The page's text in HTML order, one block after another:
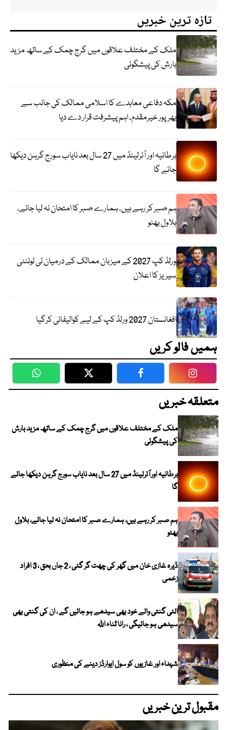
تازہ ترین خبریں
ملک کے مختلف علاقوں میں گرج چمک کے ساتھ مزید
بارش کی پیشگوئی
مکہ دفاعی معاہدے کا اسلامی ممالک کی جانب سے
بھرپور خیرمقدم، اہم پیشرفت قرار دے دیا
برطانیہ اور آئرلینڈ میں 27 سال بعد نایاب سورج گرہن دیکھا
جائے گا
ہم صبر کر رہے ہیں، ہمارے صبر کا امتحان نہ لیا جائے،
بلاول بھٹو
ورلڈ کپ 2027 کے میزبان ممالک کے درمیان ٹی ٹوئنٹی
سیریز کا اعلان
افغانستان 2027 ورلڈ کپ کے لیے کوالیفائی کرگیا
ہمیں فالو کریں
WhatsApp Twitter Facebook
متعلقہ خبریں
ملک کے مختلف علاقوں میں گرج چمک کے ساتھ مزید بارش
کی پیشگوئی
برطانیہ اور آئرلینڈ میں 27 سال بعد نایاب سورج گرہن دیکھا جائے
گا
ہم صبر کر رہے ہیں، ہمارے صبر کا امتحان نہ لیا جائے، بلاول
بھٹو
ڈیرہ غازی خان میں گھر کی چھت گر گئی ، 2 جاں بحق ، 3 افراد
زخمی
الٹی گنتی والے خود بھی سیدھے ہو جائیں گے ، ان کی گنتی بھی
سیدھی ہو جائیگی ، رانا ثناء اللہ
شہداء اور غازیوں کو سول ایوارڈز دینے کی منظوری
مقبول ترین خبریں